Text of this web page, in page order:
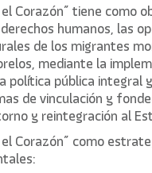
Corazón” tiene como
humanos, las
de los migrantes
mediante la
política pública integral
de vinculación y
y reintegración al
Corazón” como